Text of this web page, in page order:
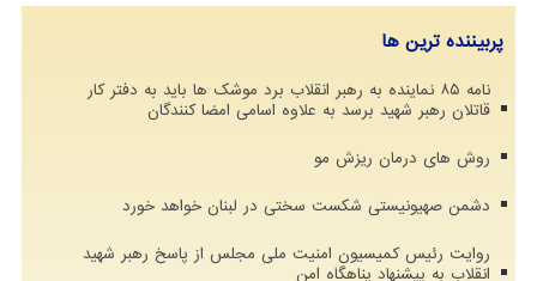
پربیننده ترین ها
نامه ۸۵ نماینده به رهبر انقلاب برد موشک ها باید به دفتر کار
قاتلان رهبر شهید برسد به علاوه اسامی امضا کنندگان
روش های درمان ریزش مو
دشمن صهیونیستی شکست سختی در لبنان خواهد خورد
روایت رئیس کمیسیون امنیت ملی مجلس از پاسخ رهبر شهید
انقلاب به پیشنهاد پناهگاه امن